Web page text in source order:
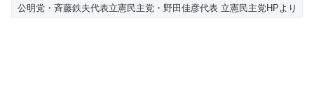
公明党・斉藤鉄夫代表立憲民主党・野田佳彦代表 立憲民主党HPより